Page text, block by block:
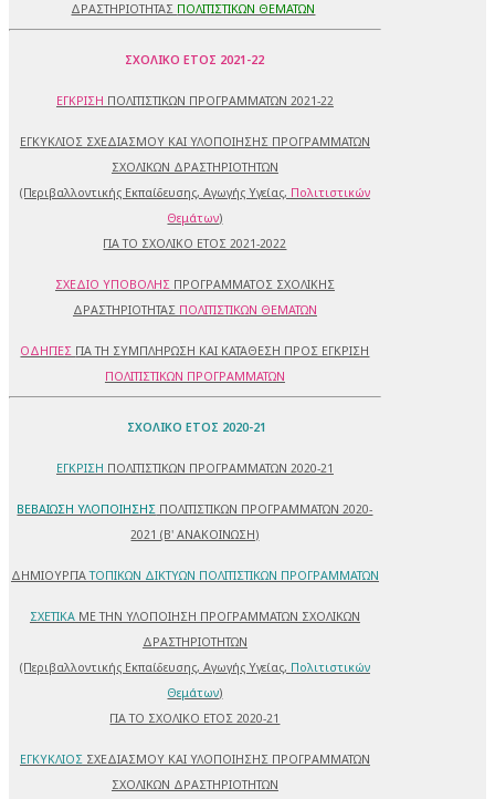
ΔΡΑΣΤΗΡΙΟΤΗΤΑΣ ΠΟΛΙΤΙΣΤΙΚΩΝ ΘΕΜΑΤΩΝ
ΣΧΟΛΙΚΟ ΕΤΟΣ 2021-22
ΕΓΚΡΙΣΗ ΠΟΛΙΤΙΣΤΙΚΩΝ ΠΡΟΓΡΑΜΜΑΤΩΝ 2021-22
ΕΓΚΥΚΛΙΟΣ ΣΧΕΔΙΑΣΜΟΥ ΚΑΙ ΥΛΟΠΟΙΗΣΗΣ ΠΡΟΓΡΑΜΜΑΤΩΝ
ΣΧΟΛΙΚΩΝ ΔΡΑΣΤΗΡΙΟΤΗΤΩΝ
(Περιβαλλοντικής Εκπαίδευσης, Αγωγής Υγείας, Πολιτιστικών
Θεμάτων)
ΓΙΑ ΤΟ ΣΧΟΛΙΚΟ ΕΤΟΣ 2021-2022
ΣΧΕΔΙΟ ΥΠΟΒΟΛΗΣ ΠΡΟΓΡΑΜΜΑΤΟΣ ΣΧΟΛΙΚΗΣ
ΔΡΑΣΤΗΡΙΟΤΗΤΑΣ ΠΟΛΙΤΙΣΤΙΚΩΝ ΘΕΜΑΤΩΝ
ΟΔΗΓΙΕΣ ΓΙΑ ΤΗ ΣΥΜΠΛΗΡΩΣΗ ΚΑΙ ΚΑΤΑΘΕΣΗ ΠΡΟΣ ΕΓΚΡΙΣΗ
ΠΟΛΙΤΙΣΤΙΚΩΝ ΠΡΟΓΡΑΜΜΑΤΩΝ
ΣΧΟΛΙΚΟ ΕΤΟΣ 2020-21
ΕΓΚΡΙΣΗ ΠΟΛΙΤΙΣΤΙΚΩΝ ΠΡΟΓΡΑΜΜΑΤΩΝ 2020-21
ΒΕΒΑΙΩΣΗ ΥΛΟΠΟΙΗΣΗΣ ΠΟΛΙΤΙΣΤΙΚΩΝ ΠΡΟΓΡΑΜΜΑΤΩΝ 2020-
2021 (Β' ΑΝΑΚΟΙΝΩΣΗ)
ΔΗΜΙΟΥΡΓΙΑΤΟΠΙΚΩΝ ΔΙΚΤΥΩΝ ΠΟΛΙΤΙΣΤΙΚΩΝ ΠΡΟΓΡΑΜΜΑΤΩΝ
ΣΧΕΤΙΚΑΜΕ ΤΗΝ ΥΛΟΠΟΙΗΣΗ ΠΡΟΓΡΑΜΜΑΤΩΝ ΣΧΟΛΙΚΩΝ
ΔΡΑΣΤΗΡΙΟΤΗΤΩΝ
(Περιβαλλοντικής Εκπαίδευσης, Αγωγής Υγείας, Πολιτιστικών
Θεμάτων)
ΓΙΑ ΤΟ ΣΧΟΛΙΚΟ ΕΤΟΣ 2020-21
ΕΓΚΥΚΛΙΟΣΣΧΕΔΙΑΣΜΟΥ ΚΑΙ ΥΛΟΠΟΙΗΣΗΣ ΠΡΟΓΡΑΜΜΑΤΩΝ
ΣΧΟΛΙΚΩΝ ΔΡΑΣΤΗΡΙΟΤΗΤΩΝ